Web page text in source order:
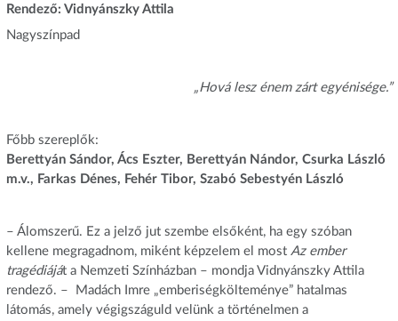
Rendező: Vidnyánszky Attila
Nagyszínpad
„Hová lesz énem zárt egyénisége.”
Főbb szereplők:
Berettyán Sándor, Ács Eszter, Berettyán Nándor, Csurka László
m.v., Farkas Dénes, Fehér Tibor, Szabó Sebestyén László
– Álomszerű. Ez a jelző jut szembe elsőként, ha egy szóban
kellene megragadnom, miként képzelem el most Az ember
tragédiáját a Nemzeti Színházban – mondja Vidnyánszky Attila
rendező. – Madách Imre „emberiségkölteménye” hatalmas
látomás, amely végigszáguld velünk a történelmen a